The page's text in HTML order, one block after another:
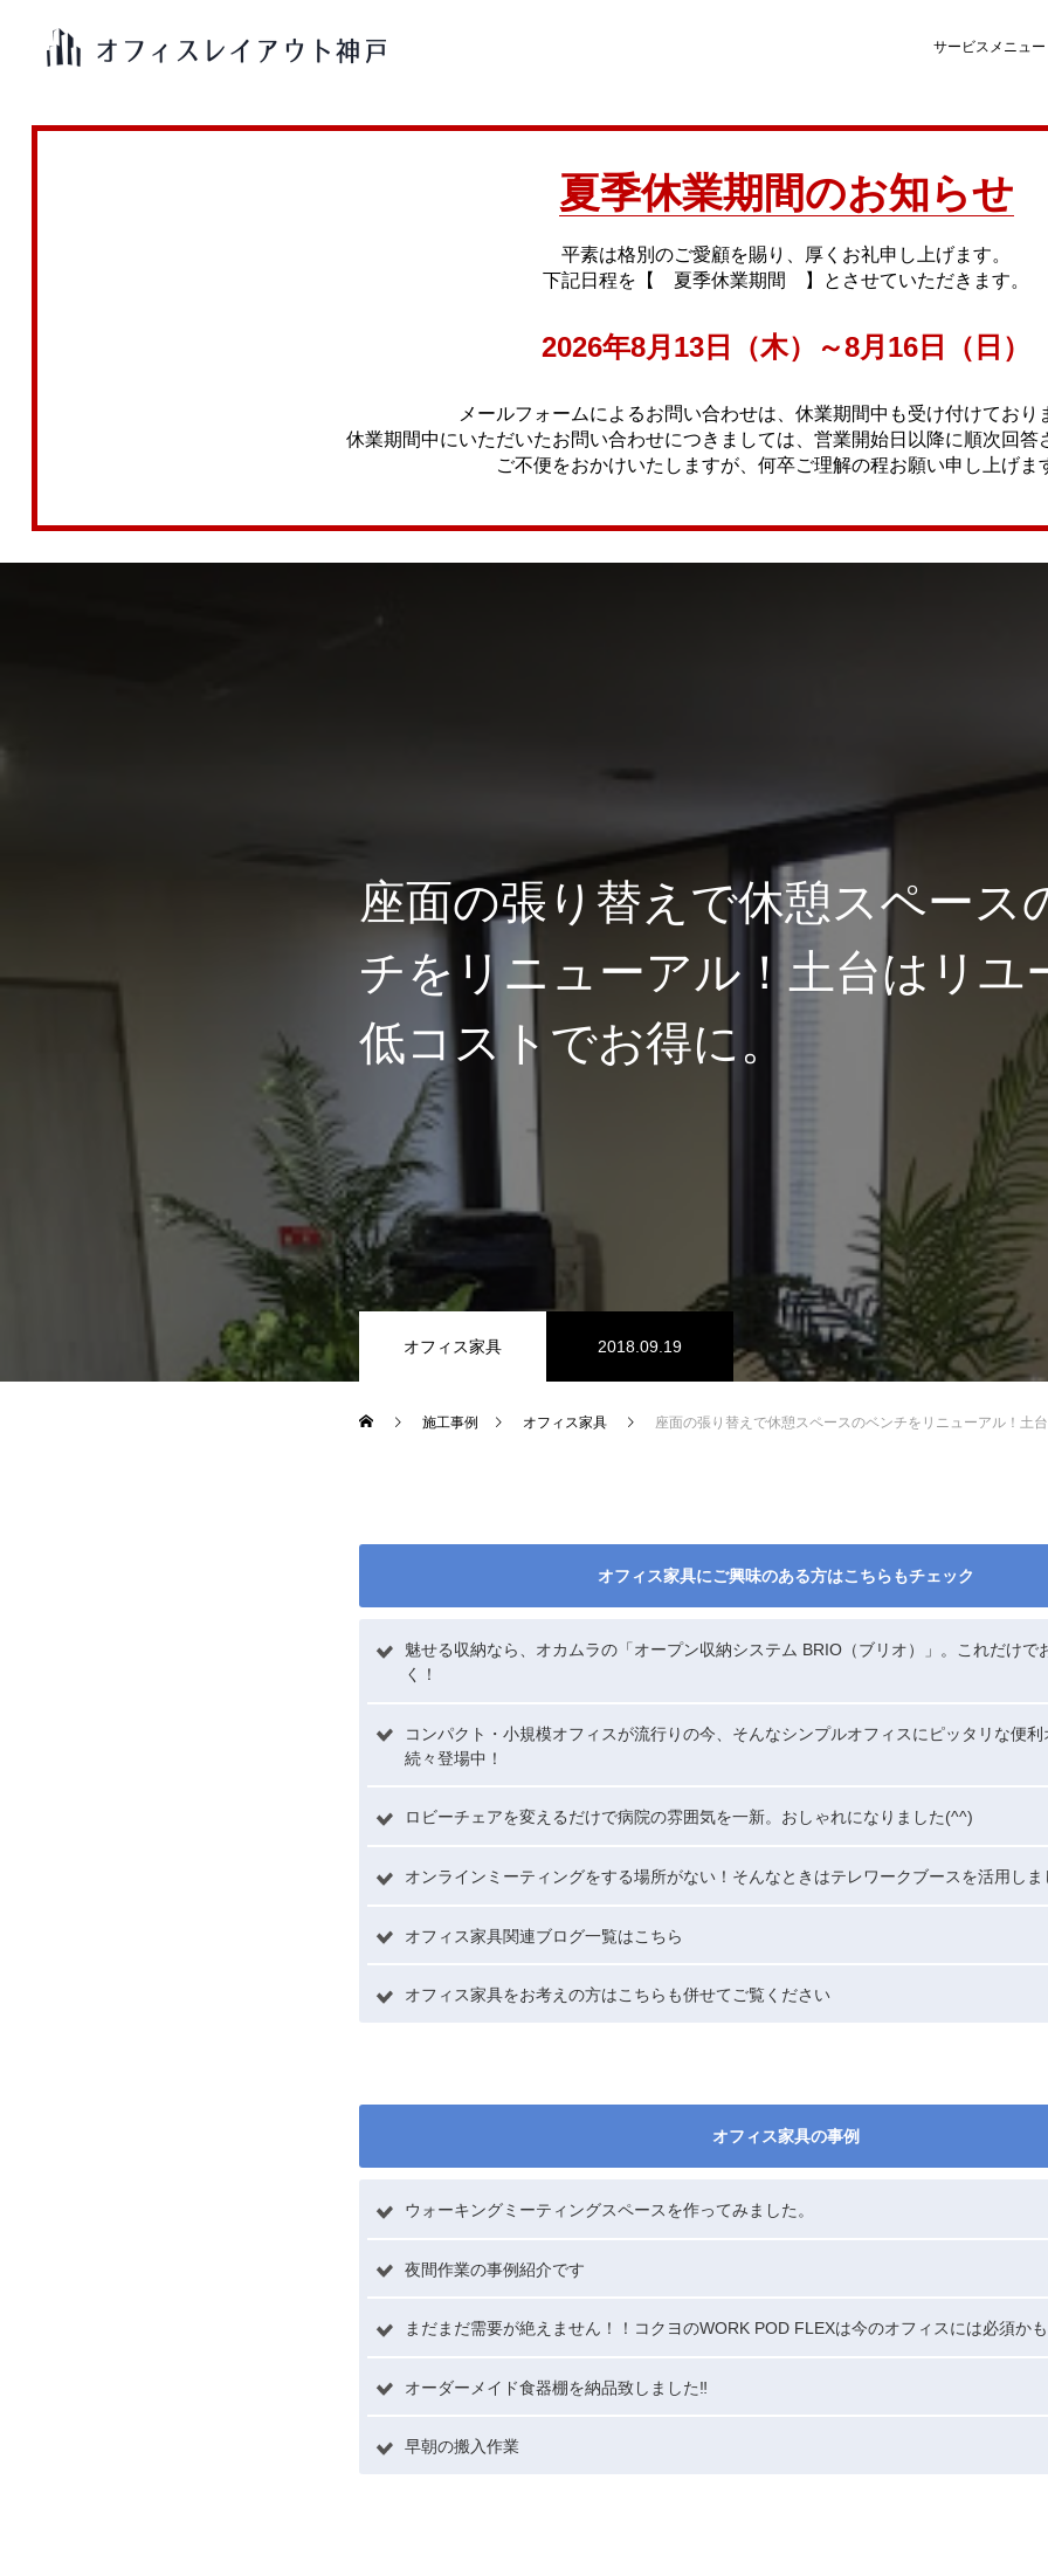
サービスメニュー
夏季休業期間のお知らせ
平素は格別のご愛顧を賜り、厚くお礼申し上げます。
下記日程を【 夏季休業期間 】とさせていただきます。
2026年8月13日（木）～8月16日（日）
メールフォームによるお問い合わせは、休業期間中も受け付けており
休業期間中にいただいたお問い合わせにつきましては、営業開始日以降に順次回答
ご不便をおかけいたしますが、何卒ご理解の程お願い申し上げま
座面の張り替えで休憩スペース
チをリニューアル！土台はリユ
低コストでお得に。
オフィス家具 2018.09.19
施工事例 オフィス家具 座面の張り替えで休憩スペースのベンチをリニューアル！土台はリユ
オフィス家具にご興味のある方はこちらもチェック
魅せる収納なら、オカムラの「オープン収納システム BRIO（ブリオ）」。これだけで
く！
コンパクト・小規模オフィスが流行りの今、そんなシンプルオフィスにピッタリな便
続々登場中！
ロビーチェアを変えるだけで病院の雰囲気を一新。おしゃれになりました(^^)
オンラインミーティングをする場所がない！そんなときはテレワークブースを活用しま
オフィス家具関連ブログ一覧はこちら
オフィス家具をお考えの方はこちらも併せてご覧ください
オフィス家具の事例
ウォーキングミーティングスペースを作ってみました。
夜間作業の事例紹介です
まだまだ需要が絶えません！！コクヨのWORK POD FLEXは今のオフィスには必須かも
オーダーメイド食器棚を納品致しました‼
早朝の搬入作業